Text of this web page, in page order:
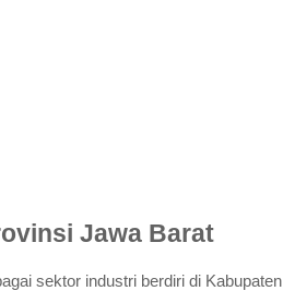
Jawa Barat
sektor industri berdiri di Kabupaten